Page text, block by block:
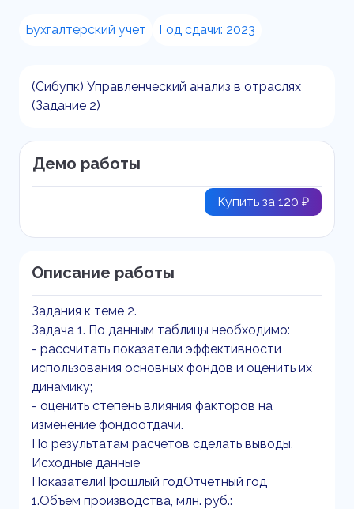
Бухгалтерский учет Год сдачи: 2023
(Сибупк) Управленческий анализ в отраслях
(Задание 2)
Демо работы
Купить за 120 ₽
Описание работы
Задания к теме 2.
Задача 1. По данным таблицы необходимо:
- рассчитать показатели эффективности
использования основных фондов и оценить их
динамику;
- оценить степень влияния факторов на
изменение фондоотдачи.
По результатам расчетов сделать выводы.
Исходные данные
ПоказателиПрошлый годОтчетный год
1.Объем производства, млн. руб.: